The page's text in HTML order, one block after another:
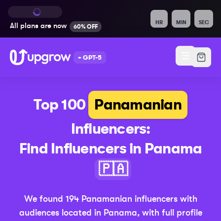
All plans are now 60% OFF
HR MIN SEC
+ GPT-5
Top 100 Panamanian
Influencers:
Find Influencers in Panama
🇵🇦
We found 194 Panamanian influencers with
audiences located in Panama, with full profile